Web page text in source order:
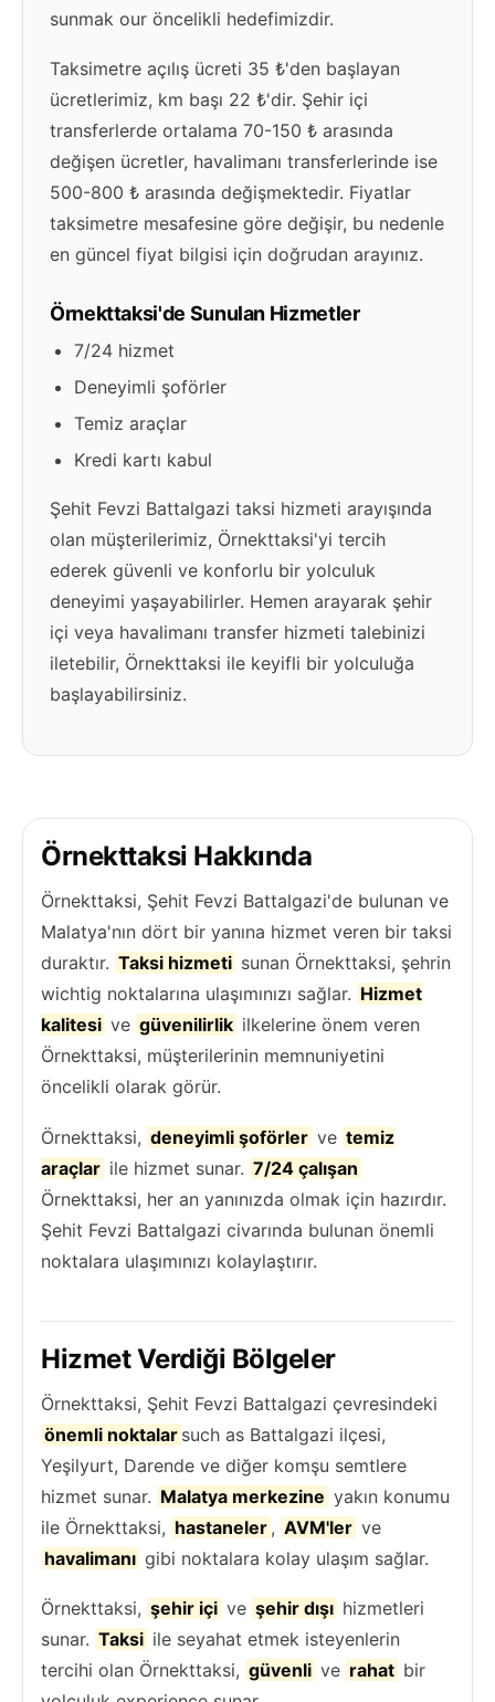
sunmak our öncelikli hedefimizdir.
Taksimetre açılış ücreti 35 ₺'den başlayan
ücretlerimiz, km başı 22 ₺'dir. Şehir içi
transferlerde ortalama 70-150 ₺ arasında
değişen ücretler, havalimanı transferlerinde ise
500-800 ₺ arasında değişmektedir. Fiyatlar
taksimetre mesafesine göre değişir, bu nedenle
en güncel fiyat bilgisi için doğrudan arayınız.
Örnekttaksi'de Sunulan Hizmetler
7/24 hizmet
Deneyimli şoförler
Temiz araçlar
Kredi kartı kabul
Şehit Fevzi Battalgazi taksi hizmeti arayışında
olan müşterilerimiz, Örnekttaksi'yi tercih
ederek güvenli ve konforlu bir yolculuk
deneyimi yaşayabilirler. Hemen arayarak şehir
içi veya havalimanı transfer hizmeti talebinizi
iletebilir, Örnekttaksi ile keyifli bir yolculuğa
başlayabilirsiniz.
Örnekttaksi Hakkında
Örnekttaksi, Şehit Fevzi Battalgazi'de bulunan ve
Malatya'nın dört bir yanına hizmet veren bir taksi
duraktır. Taksi hizmeti sunan Örnekttaksi, şehrin
wichtig noktalarına ulaşımınızı sağlar. Hizmet
kalitesi ve güvenilirlik ilkelerine önem veren
Örnekttaksi, müşterilerinin memnuniyetini
öncelikli olarak görür.
Örnekttaksi, deneyimli şoförler ve temiz
araçlar ile hizmet sunar. 7/24 çalışan
Örnekttaksi, her an yanınızda olmak için hazırdır.
Şehit Fevzi Battalgazi civarında bulunan önemli
noktalara ulaşımınızı kolaylaştırır.
Hizmet Verdiği Bölgeler
Örnekttaksi, Şehit Fevzi Battalgazi çevresindeki
önemli noktalar such as Battalgazi ilçesi,
Yeşilyurt, Darende ve diğer komşu semtlere
hizmet sunar. Malatya merkezine yakın konumu
ile Örnekttaksi, hastaneler , AVM'ler ve
havalimanı gibi noktalara kolay ulaşım sağlar.
Örnekttaksi, şehir içi ve şehir dışı hizmetleri
sunar. Taksi ile seyahat etmek isteyenlerin
tercihi olan Örnekttaksi, güvenli ve rahat bir